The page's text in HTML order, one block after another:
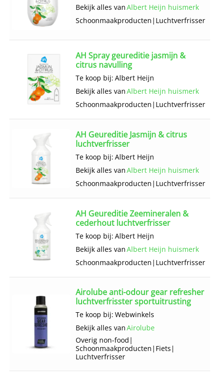
Bekijk alles vanAlbert Heijn huismerk
Schoonmaak­producten | Luchtverfrisser
AH Spray geureditie jasmijn &
citrus navulling
Te koop bij: Albert Heijn
Bekijk alles vanAlbert Heijn huismerk
Schoonmaak­producten | Luchtverfrisser
AH Geureditie Jasmijn & citrus
luchtverfrisser
Te koop bij: Albert Heijn
Bekijk alles vanAlbert Heijn huismerk
Schoonmaak­producten | Luchtverfrisser
AH Geureditie Zeemineralen &
cederhout luchtverfrisser
Te koop bij: Albert Heijn
Bekijk alles vanAlbert Heijn huismerk
Schoonmaak­producten | Luchtverfrisser
Airolube anti-odour gear refresher
luchtverfrisster sportuitrusting
Te koop bij: Webwinkels
Bekijk alles vanAirolube
Overig non-food |
Schoonmaak­producten | Fiets |
Luchtverfrisser